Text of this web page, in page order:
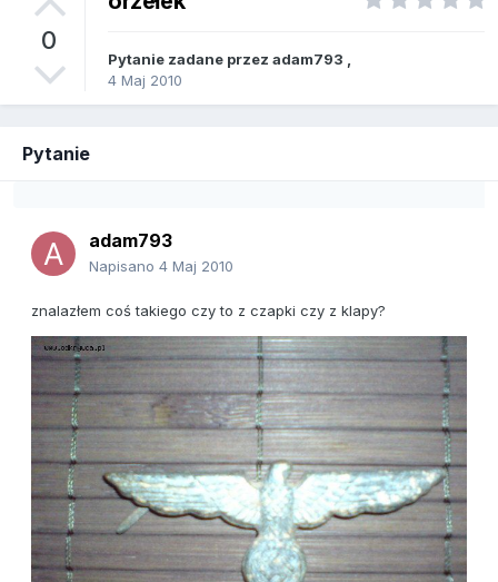
0
Pytanie zadane przez adam793
4 Maj 2010
Pytanie
adam793
Napisano 4 Maj 2010
znalazłem coś takiego czy to z czapki czy z klapy?